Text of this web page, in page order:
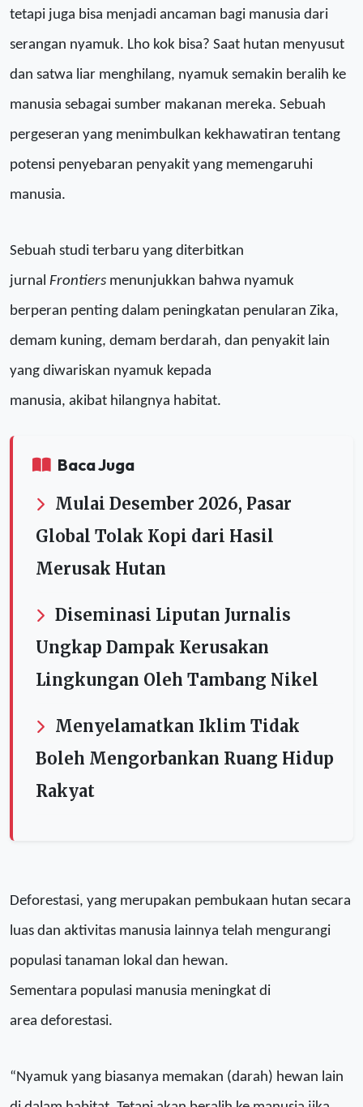
tetapi juga bisa menjadi ancaman bagi manusia dari
serangan nyamuk. Lho kok bisa? Saat hutan menyusut
dan satwa liar menghilang, nyamuk semakin beralih ke
manusia sebagai sumber makanan mereka. Sebuah
pergeseran yang menimbulkan kekhawatiran tentang
potensi penyebaran penyakit yang memengaruhi
manusia.
Sebuah studi terbaru yang diterbitkan
jurnal Frontiers menunjukkan bahwa nyamuk
berperan penting dalam peningkatan penularan Zika,
demam kuning, demam berdarah, dan penyakit lain
yang diwariskan nyamuk kepada
manusia, akibat hilangnya habitat.
Baca Juga
Mulai Desember 2026, Pasar
Global Tolak Kopi dari Hasil
Merusak Hutan
Diseminasi Liputan Jurnalis
Ungkap Dampak Kerusakan
Lingkungan Oleh Tambang Nikel
Menyelamatkan Iklim Tidak
Boleh Mengorbankan Ruang Hidup
Rakyat
Deforestasi, yang merupakan pembukaan hutan secara
luas dan aktivitas manusia lainnya telah mengurangi
populasi tanaman lokal dan hewan.
Sementara populasi manusia meningkat di
area deforestasi.
“Nyamuk yang biasanya memakan (darah) hewan lain